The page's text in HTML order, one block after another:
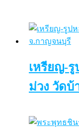
เหรียญ-รู
ม่วง วัด